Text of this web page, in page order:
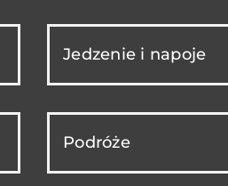
Jedzenie i napoje
Podróże